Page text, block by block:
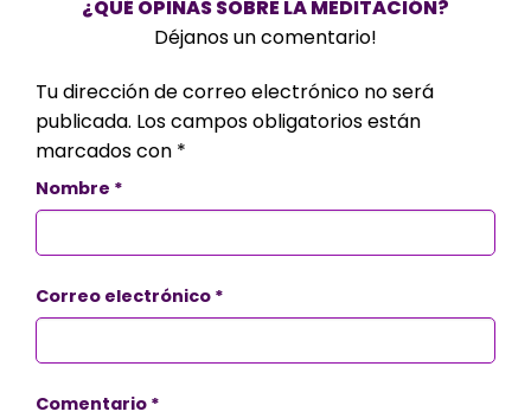
¿QUÉ OPINAS SOBRE LA MEDITACIÓN?
Déjanos un comentario!
Tu dirección de correo electrónico no será
publicada. Los campos obligatorios están
marcados con *
Nombre *
Correo electrónico *
Comentario *